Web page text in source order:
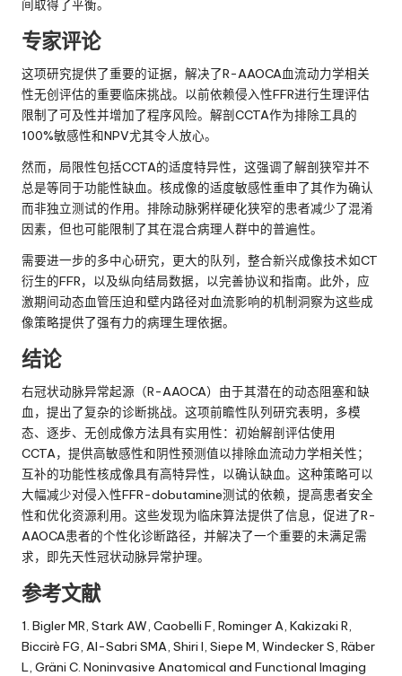
间取得了平衡。
专家评论
这项研究提供了重要的证据，解决了R-AAOCA血流动力学相关
性无创评估的重要临床挑战。以前依赖侵入性FFR进行生理评估
限制了可及性并增加了程序风险。解剖CCTA作为排除工具的
100%敏感性和NPV尤其令人放心。
然而，局限性包括CCTA的适度特异性，这强调了解剖狭窄并不
总是等同于功能性缺血。核成像的适度敏感性重申了其作为确认
而非独立测试的作用。排除动脉粥样硬化狭窄的患者减少了混淆
因素，但也可能限制了其在混合病理人群中的普遍性。
需要进一步的多中心研究，更大的队列，整合新兴成像技术如CT
衍生的FFR，以及纵向结局数据，以完善协议和指南。此外，应
激期间动态血管压迫和壁内路径对血流影响的机制洞察为这些成
像策略提供了强有力的病理生理依据。
结论
右冠状动脉异常起源（R-AAOCA）由于其潜在的动态阻塞和缺
血，提出了复杂的诊断挑战。这项前瞻性队列研究表明，多模
态、逐步、无创成像方法具有实用性：初始解剖评估使用
CCTA，提供高敏感性和阴性预测值以排除血流动力学相关性；
互补的功能性核成像具有高特异性，以确认缺血。这种策略可以
大幅减少对侵入性FFR-dobutamine测试的依赖，提高患者安全
性和优化资源利用。这些发现为临床算法提供了信息，促进了R-
AAOCA患者的个性化诊断路径，并解决了一个重要的未满足需
求，即先天性冠状动脉异常护理。
参考文献
1. Bigler MR, Stark AW, Caobelli F, Rominger A, Kakizaki R,
Biccirè FG, Al-Sabri SMA, Shiri I, Siepe M, Windecker S, Räber
L, Gräni C. Noninvasive Anatomical and Functional Imaging